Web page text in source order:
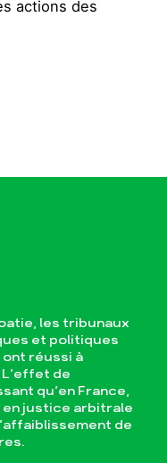
actions des
les tribunaux
et politiques
réussi à
de
qu’en France,
en justice arbitrale
de